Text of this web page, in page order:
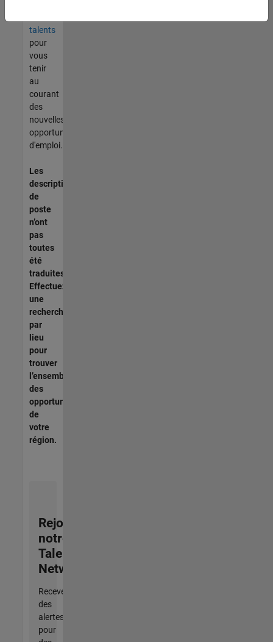
talents
pour
vous
tenir
au
courant
des
nouvelles
opportunités
d'emploi.
Les
descriptions
de
poste
n’ont
pas
toutes
été
traduites.
Effectuez
une
recherche
par
lieu
pour
trouver
l’ensemble
des
opportunités
de
votre
région.
Rejoignez
notre
Talent
Network
Recevez
des
alertes
pour